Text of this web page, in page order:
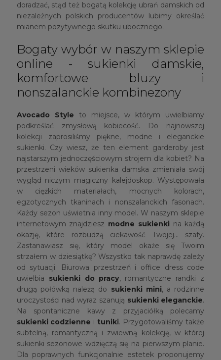
doradzać, stąd też bogatą kolekcję ubrań damskich od
niezależnych polskich producentów lubimy określać
mianem pozytywnego skutku ubocznego.
Bogaty wybór w naszym sklepie
online - sukienki damskie,
komfortowe bluzy i
nonszalanckie kombinezony
Avocado Style
to miejsce, w którym uwielbiamy
podkreślać zmysłową kobiecość. Do najnowszej
kolekcji zaprosiliśmy piękne, modne i eleganckie
sukienki. Czy wiesz, że ten element garderoby jest
najstarszym jednoczęściowym strojem dla kobiet? Na
przestrzeni wieków sukienka damska zmieniała swój
wygląd niczym magiczny kalejdoskop. Występowała
w ciężkich materiałach, mocnych kolorach,
egzotycznych tkaninach i nonszalanckich fasonach.
Każdy sezon uświetnia inny model. W naszym sklepie
internetowym znajdziesz modne sukienki na każdą
okazję, które rozbudzą ciekawość Twojej… szafy.
Zastanawiasz się, który model okaże się Twoim
strzałem w dziesiątkę? Wszystko tak naprawdę zależy
od sytuacji. Biurowa przestrzeń i office dress code
uwielbia sukienki do pracy, romantyczne randki z
drugą połówką należą do sukienki mini, a rodzinne
uroczystości nad wyraz szanują sukienki eleganckie.
Na spontaniczne kawy z przyjaciółką polecamy
sukienki codzienne i tuniki. Przygotowaliśmy także
subtelną, romantyczną i zwiewną kolekcję, w której
sukienki sezonowe wdzięczą się na pierwszym planie.
Dla poprawnych funkcjonalnie estetek proponujemy